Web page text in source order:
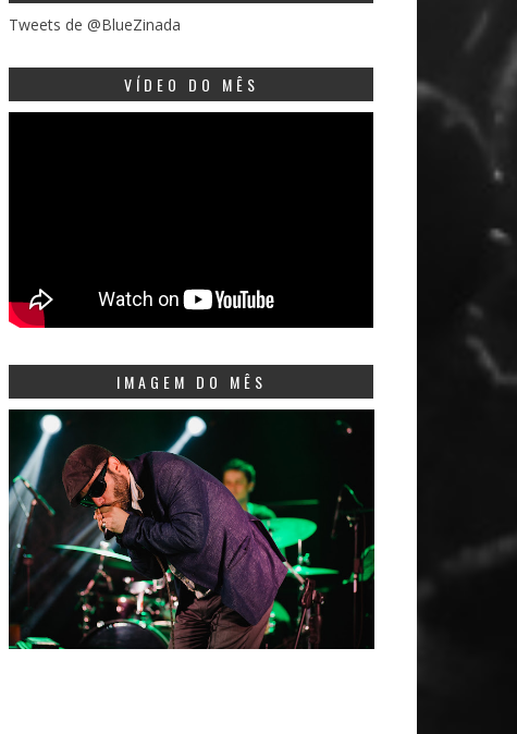
Tweets de @BlueZinada
VÍDEO DO MÊS
IMAGEM DO MÊS